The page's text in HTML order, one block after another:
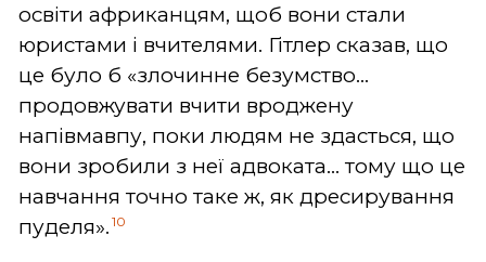
освіти африканцям, щоб вони стали
юристами і вчителями. Гітлер сказав, що
це було б «злочинне безумство...
продовжувати вчити вроджену
напівмавпу, поки людям не здасться, що
вони зробили з неї адвоката... тому що це
навчання точно таке ж, як дресирування
пуделя». 10